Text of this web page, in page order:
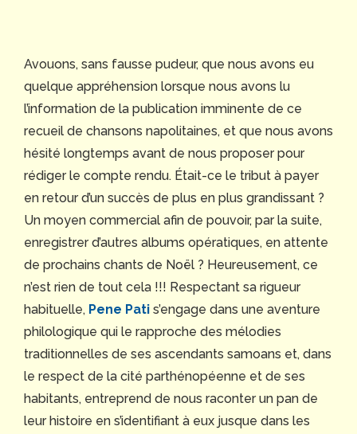
Avouons, sans fausse pudeur, que nous avons eu
quelque appréhension lorsque nous avons lu
l’information de la publication imminente de ce
recueil de chansons napolitaines, et que nous avons
hésité longtemps avant de nous proposer pour
rédiger le compte rendu. Était-ce le tribut à payer
en retour d’un succès de plus en plus grandissant ?
Un moyen commercial afin de pouvoir, par la suite,
enregistrer d’autres albums opératiques, en attente
de prochains chants de Noël ? Heureusement, ce
n’est rien de tout cela !!! Respectant sa rigueur
habituelle, Pene Pati s’engage dans une aventure
philologique qui le rapproche des mélodies
traditionnelles de ses ascendants samoans et, dans
le respect de la cité parthénopéenne et de ses
habitants, entreprend de nous raconter un pan de
leur histoire en s’identifiant à eux jusque dans les